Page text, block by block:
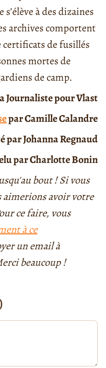
à des dizaines
archives comportent
de fusillés
mortes de
de camp.
Journaliste pour Vlast
parCamille Calandre
par Johanna Regnaud
par Charlotte Bonin
bout ! Si vous
aimerions avoir votre
ce faire, vous
à ce
un email à
beaucoup !